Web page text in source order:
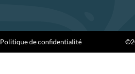
Politique de confidentialité